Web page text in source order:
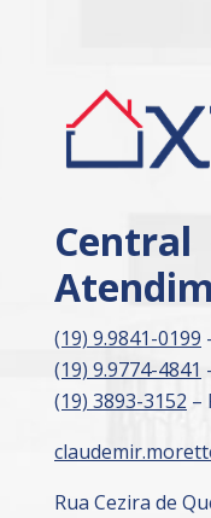
(19) 9.9841-0199
(19) 9.9774-4841
(19) 3893-3152 –
Rua Cezira de